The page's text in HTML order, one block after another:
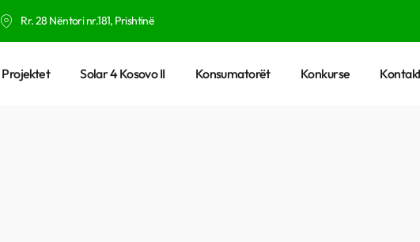
Rr. 28 Nëntori nr.181, Prishtinë
Projektet Solar 4 Kosovo II Konsumatorët Konkurse